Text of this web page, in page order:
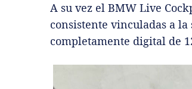
A su vez el BMW Live
consistente vinculadas a
completamente digital de